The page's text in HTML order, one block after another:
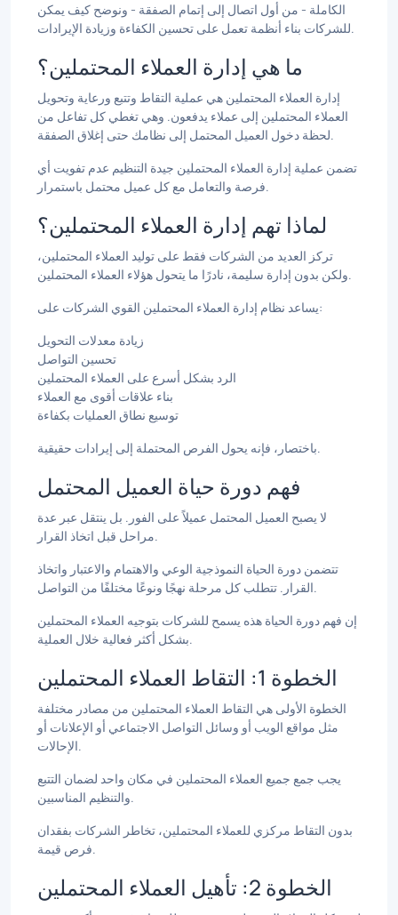
الكاملة - من أول اتصال إلى إتمام الصفقة - ونوضح كيف يمكن
للشركات بناء أنظمة تعمل على تحسين الكفاءة وزيادة الإيرادات.
ما هي إدارة العملاء المحتملين؟
إدارة العملاء المحتملين هي عملية التقاط وتتبع ورعاية وتحويل
العملاء المحتملين إلى عملاء يدفعون. وهي تغطي كل تفاعل من
لحظة دخول العميل المحتمل إلى نظامك حتى إغلاق الصفقة.
تضمن عملية إدارة العملاء المحتملين جيدة التنظيم عدم تفويت أي
فرصة والتعامل مع كل عميل محتمل باستمرار.
لماذا تهم إدارة العملاء المحتملين؟
تركز العديد من الشركات فقط على توليد العملاء المحتملين،
ولكن بدون إدارة سليمة، نادرًا ما يتحول هؤلاء العملاء المحتملين.
يساعد نظام إدارة العملاء المحتملين القوي الشركات على:
زيادة معدلات التحويل
تحسين التواصل
الرد بشكل أسرع على العملاء المحتملين
بناء علاقات أقوى مع العملاء
توسيع نطاق العمليات بكفاءة
باختصار، فإنه يحول الفرص المحتملة إلى إيرادات حقيقية.
فهم دورة حياة العميل المحتمل
لا يصبح العميل المحتمل عميلاً على الفور. بل ينتقل عبر عدة
مراحل قبل اتخاذ القرار.
تتضمن دورة الحياة النموذجية الوعي والاهتمام والاعتبار واتخاذ
القرار. تتطلب كل مرحلة نهجًا ونوعًا مختلفًا من التواصل.
إن فهم دورة الحياة هذه يسمح للشركات بتوجيه العملاء المحتملين
بشكل أكثر فعالية خلال العملية.
الخطوة 1: التقاط العملاء المحتملين
الخطوة الأولى هي التقاط العملاء المحتملين من مصادر مختلفة
مثل مواقع الويب أو وسائل التواصل الاجتماعي أو الإعلانات أو
الإحالات.
يجب جمع جميع العملاء المحتملين في مكان واحد لضمان التتبع
والتنظيم المناسبين.
بدون التقاط مركزي للعملاء المحتملين، تخاطر الشركات بفقدان
فرص قيمة.
الخطوة 2: تأهيل العملاء المحتملين